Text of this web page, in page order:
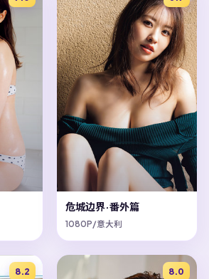
危城边界·番外篇
1080P/意大利
8.2 8.0